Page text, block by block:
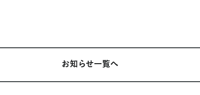
お知らせ一覧へ